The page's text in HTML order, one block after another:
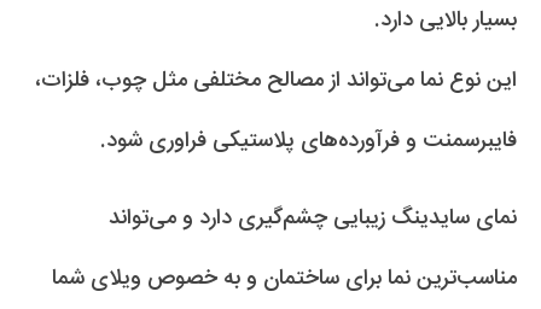
بسیار بالایی دارد.
این نوع نما می‌تواند از مصالح مختلفی مثل چوب، فلزات،
فایبرسمنت و فرآورده‌های پلاستیکی فراوری شود.
نمای سایدینگ زیبایی چشم‌گیری دارد و می‌تواند
مناسب‌ترین نما برای ساختمان و به خصوص ویلای شما